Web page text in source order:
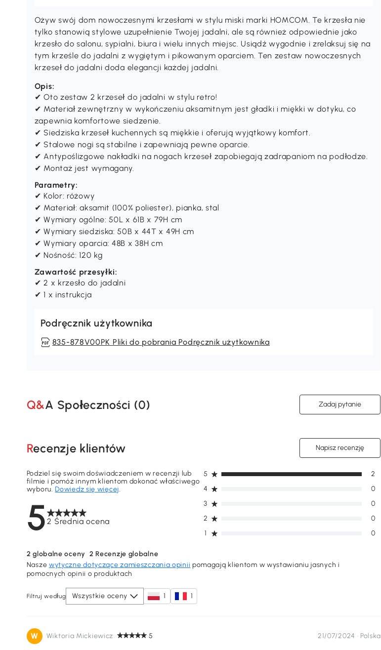
Ożyw swój dom nowoczesnymi krzesłami w stylu miski marki HOMCOM. Te krzesła nie
tylko stanowią stylowe uzupełnienie Twojej jadalni, ale są również odpowiednie jako
krzesło do salonu, sypialni, biura i wielu innych miejsc. Usiądź wygodnie i zrelaksuj się na
tym krześle do jadalni z wygiętym i pikowanym oparciem. Ten zestaw nowoczesnych
krzeseł do jadalni doda elegancji każdej jadalni.
Opis:
✔ Oto zestaw 2 krzeseł do jadalni w stylu retro!
✔ Materiał zewnętrzny w wykończeniu aksamitnym jest gładki i miękki w dotyku, co
zapewnia komfortowe siedzenie.
✔ Siedziska krzeseł kuchennych są miękkie i oferują wyjątkowy komfort.
✔ Stalowe nogi są stabilne i zapewniają pewne oparcie.
✔ Antypoślizgowe nakładki na nogach krzeseł zapobiegają zadrapaniom na podłodze.
✔ Montaż jest wymagany.
Parametry:
✔ Kolor: różowy
✔ Materiał: aksamit (100% poliester), pianka, stal
✔ Wymiary ogólne: 50L x 61B x 79H cm
✔ Wymiary siedziska: 50B x 44T x 49H cm
✔ Wymiary oparcia: 48B x 38H cm
✔ Nośność: 120 kg
Zawartość przesyłki:
✔ 2 x krzesło do jadalni
✔ 1 x instrukcja
Podręcznik użytkownika
835-878V00PK Pliki do pobrania Podręcznik użytkownika
Q&A Społeczności (0) Zadaj pytanie
Recenzje klientów Napisz recenzję
52 Średnia ocena
Podziel się swoim doświadczeniem w recenzji lub
filmie i pomóż innym klientom dokonać właściwego
wyboru.Dowiedz się więcej.
1 0
2 0
3 0
4 0
5 2
2 globalne oceny 2 Recenzje globalne
Nasze wytyczne dotyczące zamieszczania opinii pomagają klientom w wystawianiu jasnych i
pomocnych opinii o produktach
Filtruj według Wszystkie oceny 1 1
W Wiktoria Mickiewicz 5 21/07/2024 · Polska